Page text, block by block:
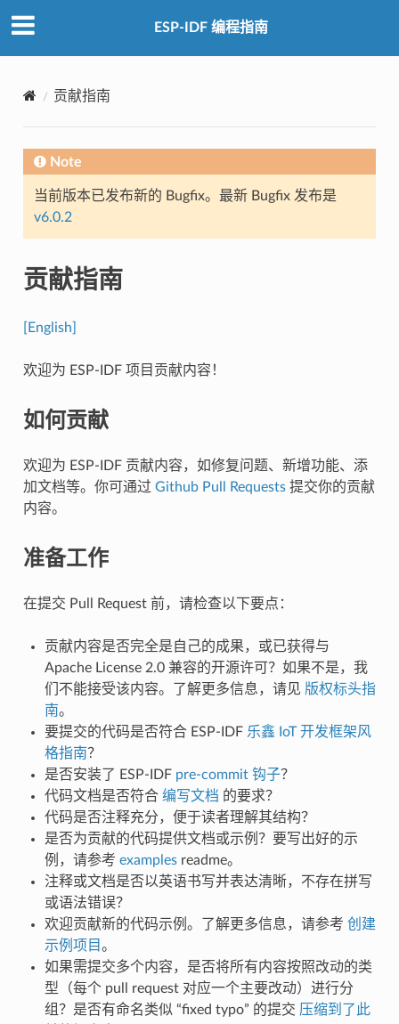
ESP-IDF 编程指南
贡献指南
Note
当前版本已发布新的 Bugfix。最新 Bugfix 发布是
v6.0.2
贡献指南
[English]
欢迎为 ESP-IDF 项目贡献内容！
如何贡献
欢迎为 ESP-IDF 贡献内容，如修复问题、新增功能、添
加文档等。你可通过 Github Pull Requests提交你的贡献
内容。
准备工作
在提交 Pull Request 前，请检查以下要点：
贡献内容是否完全是自己的成果，或已获得与
Apache License 2.0 兼容的开源许可？如果不是，我
们不能接受该内容。了解更多信息，请见 版权标头指
南。
要提交的代码是否符合 ESP-IDF 乐鑫 IoT 开发框架风
格指南？
是否安装了 ESP-IDF pre-commit 钩子？
代码文档是否符合 编写文档 的要求？
代码是否注释充分，便于读者理解其结构？
是否为贡献的代码提供文档或示例？要写出好的示
例，请参考 examplesreadme。
注释或文档是否以英语书写并表达清晰，不存在拼写
或语法错误？
欢迎贡献新的代码示例。了解更多信息，请参考 创建
示例项目。
如果需提交多个内容，是否将所有内容按照改动的类
型（每个 pull request 对应一个主要改动）进行分
组？是否有命名类似 “fixed typo” 的提交 压缩到了此